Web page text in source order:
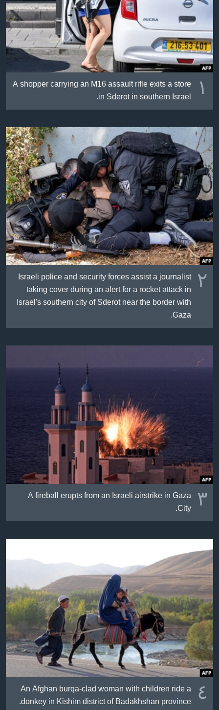
ژیان لە فەرهەنگدا
Learning English
FOLLOW US
زمانه‌کان١ A shopper carrying an M16 assault rifle exits a store
in Sderot in southern Israel.
٢ Israeli police and security forces assist a journalist
taking cover during an alert for a rocket attack in
Israel's southern city of Sderot near the border with
Gaza.
٣ A fireball erupts from an Israeli airstrike in Gaza
City.
٤ An Afghan burqa-clad woman with children ride a
donkey in Kishim district of Badakhshan province.